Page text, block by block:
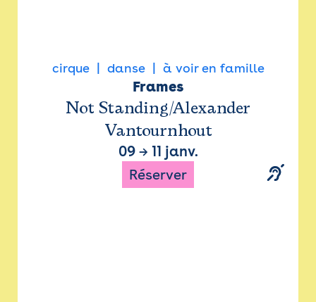
cirque danse à voir en famille
Frames
Not Standing/Alexander
Vantournhout
09→ 11 janv.
Réserver